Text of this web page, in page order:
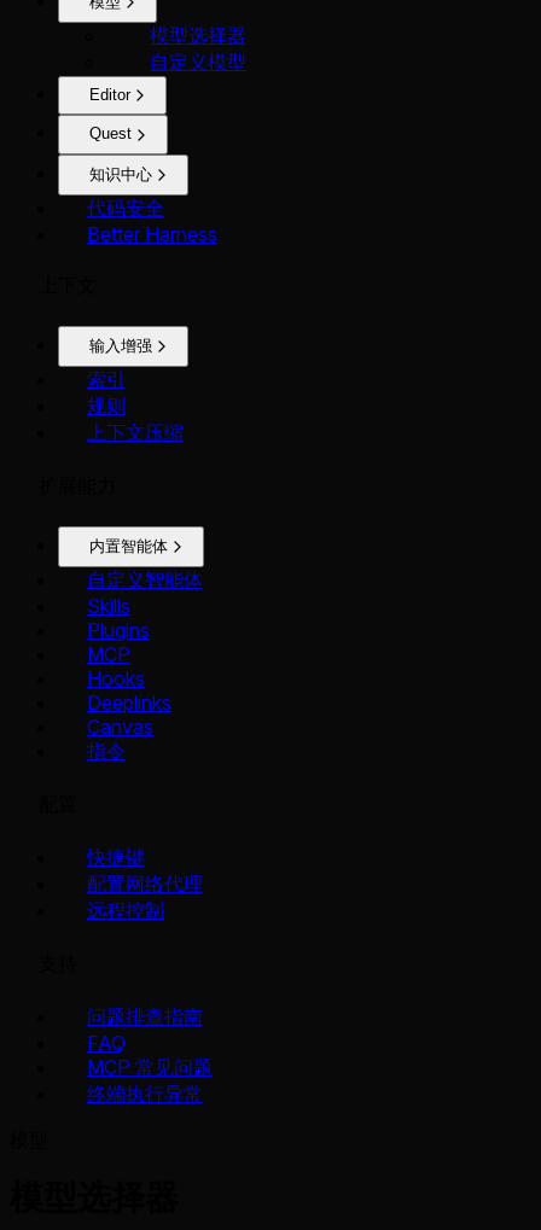
模型选择器
自定义模型
Editor
Quest
知识中心
代码安全
Better Harness
输入增强
索引
规则
上下文压缩
内置智能体
自定义智能体
Skills
Plugins
MCP
Hooks
Deeplinks
Canvas
指令
快捷键
配置网络代理
远程控制
问题排查指南
FAQ
MCP 常见问题
终端执行异常